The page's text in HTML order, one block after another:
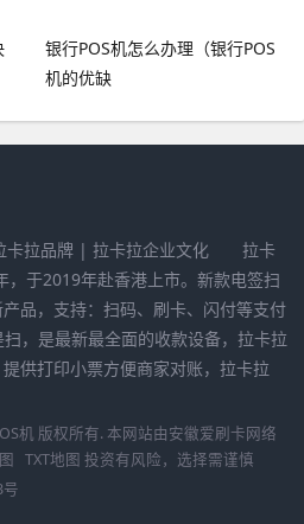
银行POS机怎么办理（银行POS
机的优缺
拉品牌 | 拉卡拉企业文化 拉卡
，于2019年赴香港上市。新款电签扫
品，支持：扫码、刷卡、闪付等支付
，是最新最全面的收款设备，拉卡拉
供打印小票方便商家对账，拉卡拉
机 版权所有. 本网站由安徽爱刷卡网络
TXT地图 投资有风险，选择需谨慎